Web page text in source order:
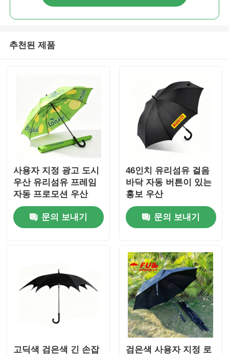
추천된 제품
사용자 지정 광고 도시
우산 유리섬유 프레임
자동 프로모션 우산
문의 보내기
46인치 유리섬유 걸음
바닥 자동 버튼이 있는
홍보 우산
문의 보내기
고딕색 검은색 긴 손잡
검은색 사용자 지정 로